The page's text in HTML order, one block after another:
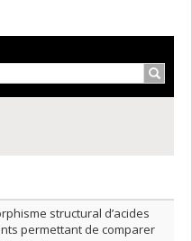
structural d’acides
permettant de comparer